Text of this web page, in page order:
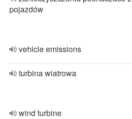
pojazdów
vehicle emissions
turbina wiatrowa
wind turbine